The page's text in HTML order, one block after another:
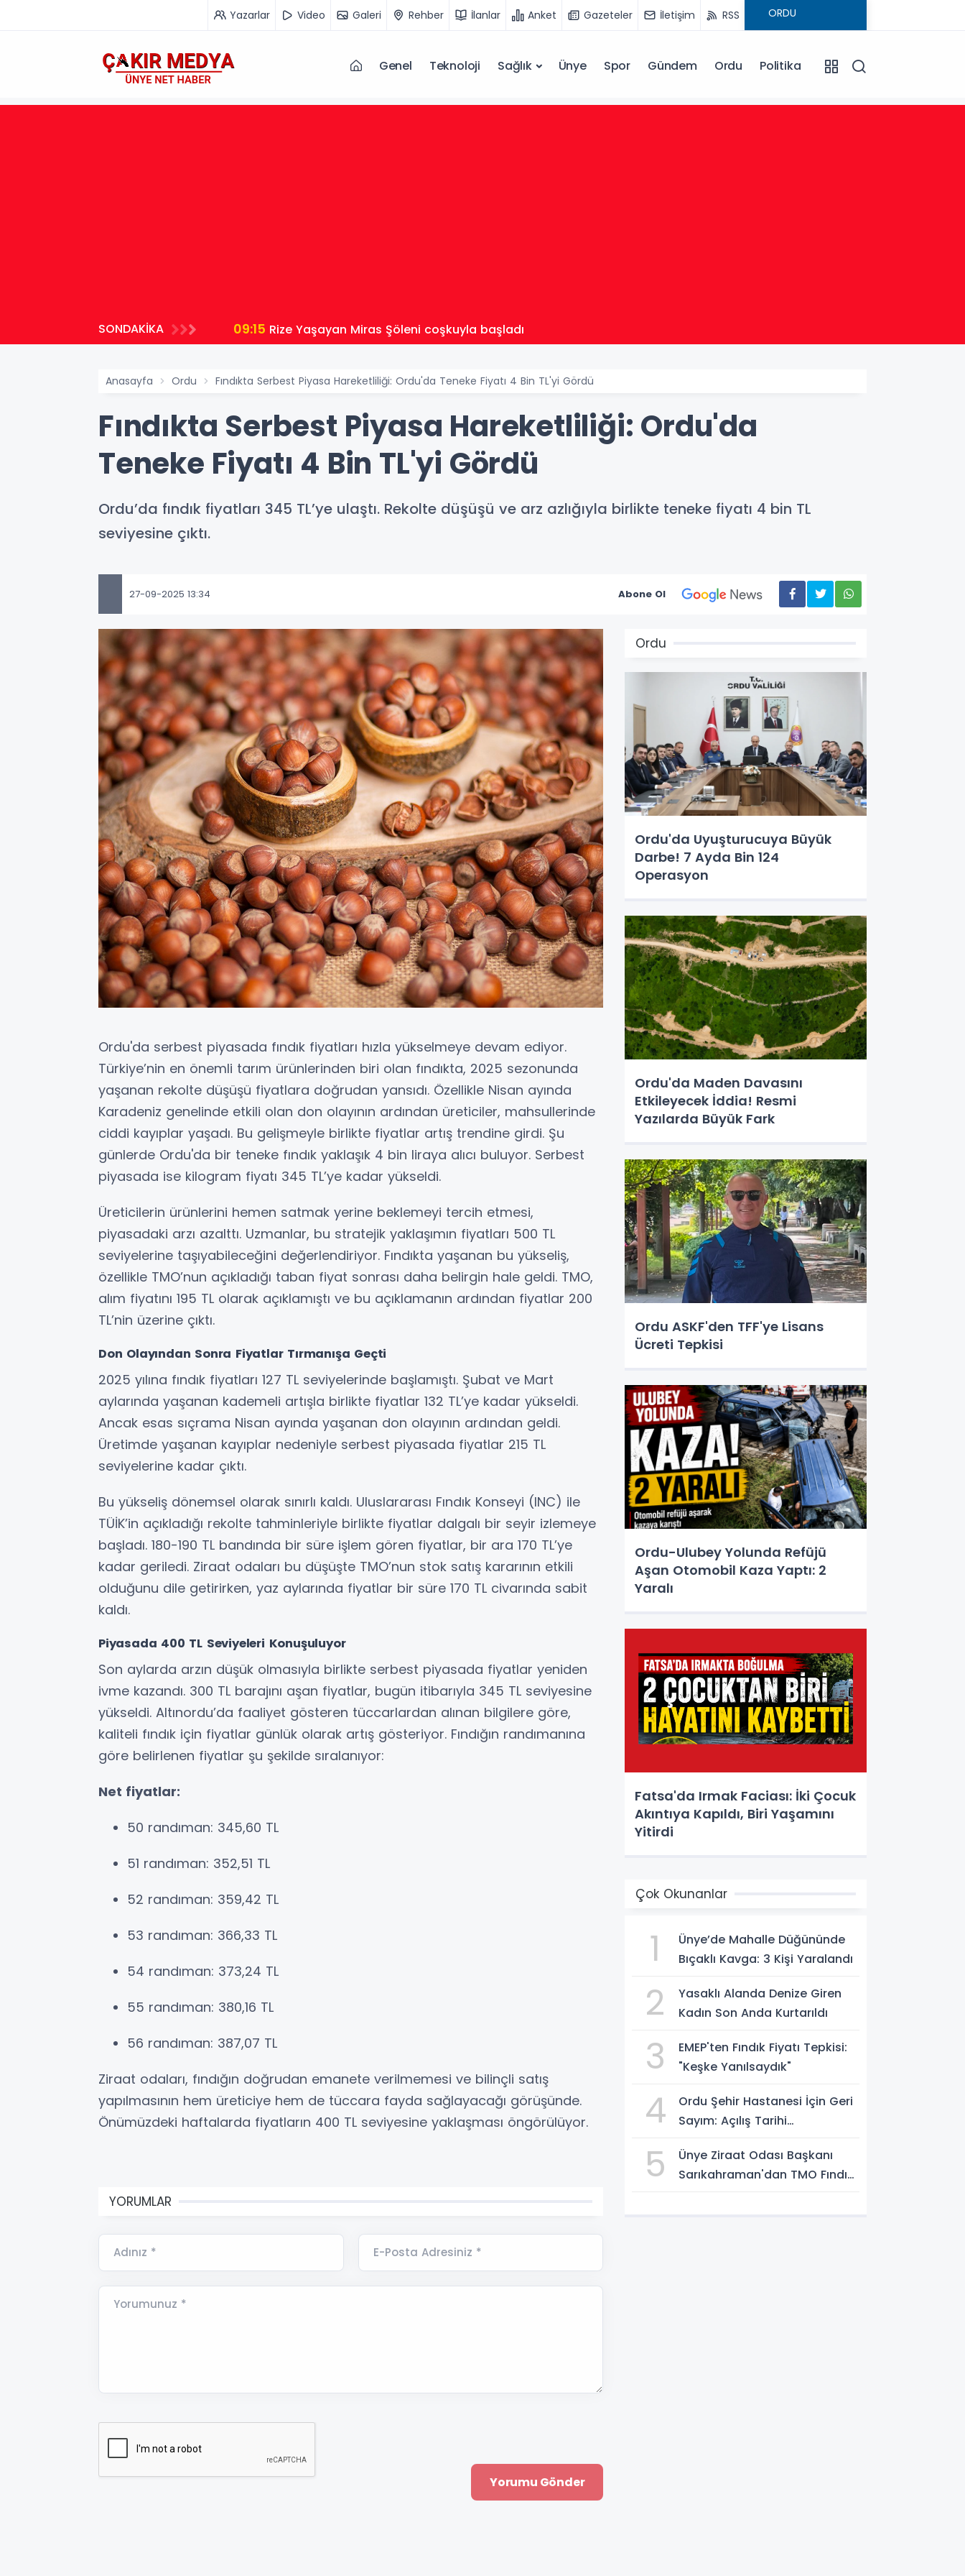
Yazarlar Video Galeri Rehber İlanlar Anket Gazeteler İletişim RSS
Genel Teknoloji Sağlık Ünye Spor Gündem Ordu Politika
SONDAKİKA 09:15 Rize Yaşayan Miras Şöleni coşkuyla başladı
Anasayfa Ordu Fındıkta Serbest Piyasa Hareketliliği: Ordu'da Teneke Fiyatı 4 Bin TL'yi Gördü
Fındıkta Serbest Piyasa Hareketliliği: Ordu'da
Teneke Fiyatı 4 Bin TL'yi Gördü
Ordu’da fındık fiyatları 345 TL’ye ulaştı. Rekolte düşüşü ve arz azlığıyla birlikte teneke fiyatı 4 bin TL
seviyesine çıktı.
27-09-2025 13:34 Abone Ol
Ordu'da serbest piyasada fındık fiyatları hızla yükselmeye devam ediyor.
Türkiye’nin en önemli tarım ürünlerinden biri olan fındıkta, 2025 sezonunda
yaşanan rekolte düşüşü fiyatlara doğrudan yansıdı. Özellikle Nisan ayında
Karadeniz genelinde etkili olan don olayının ardından üreticiler, mahsullerinde
ciddi kayıplar yaşadı. Bu gelişmeyle birlikte fiyatlar artış trendine girdi. Şu
günlerde Ordu'da bir teneke fındık yaklaşık 4 bin liraya alıcı buluyor. Serbest
piyasada ise kilogram fiyatı 345 TL’ye kadar yükseldi.
Üreticilerin ürünlerini hemen satmak yerine beklemeyi tercih etmesi,
piyasadaki arzı azalttı. Uzmanlar, bu stratejik yaklaşımın fiyatları 500 TL
seviyelerine taşıyabileceğini değerlendiriyor. Fındıkta yaşanan bu yükseliş,
özellikle TMO’nun açıkladığı taban fiyat sonrası daha belirgin hale geldi. TMO,
alım fiyatını 195 TL olarak açıklamıştı ve bu açıklamanın ardından fiyatlar 200
TL’nin üzerine çıktı.
Don Olayından Sonra Fiyatlar Tırmanışa Geçti
2025 yılına fındık fiyatları 127 TL seviyelerinde başlamıştı. Şubat ve Mart
aylarında yaşanan kademeli artışla birlikte fiyatlar 132 TL’ye kadar yükseldi.
Ancak esas sıçrama Nisan ayında yaşanan don olayının ardından geldi.
Üretimde yaşanan kayıplar nedeniyle serbest piyasada fiyatlar 215 TL
seviyelerine kadar çıktı.
Bu yükseliş dönemsel olarak sınırlı kaldı. Uluslararası Fındık Konseyi (INC) ile
TÜİK’in açıkladığı rekolte tahminleriyle birlikte fiyatlar dalgalı bir seyir izlemeye
başladı. 180-190 TL bandında bir süre işlem gören fiyatlar, bir ara 170 TL’ye
kadar geriledi. Ziraat odaları bu düşüşte TMO’nun stok satış kararının etkili
olduğunu dile getirirken, yaz aylarında fiyatlar bir süre 170 TL civarında sabit
kaldı.
Piyasada 400 TL Seviyeleri Konuşuluyor
Son aylarda arzın düşük olmasıyla birlikte serbest piyasada fiyatlar yeniden
ivme kazandı. 300 TL barajını aşan fiyatlar, bugün itibarıyla 345 TL seviyesine
yükseldi. Altınordu’da faaliyet gösteren tüccarlardan alınan bilgilere göre,
kaliteli fındık için fiyatlar günlük olarak artış gösteriyor. Fındığın randımanına
göre belirlenen fiyatlar şu şekilde sıralanıyor:
Net fiyatlar:
50 randıman: 345,60 TL
51 randıman: 352,51 TL
52 randıman: 359,42 TL
53 randıman: 366,33 TL
54 randıman: 373,24 TL
55 randıman: 380,16 TL
56 randıman: 387,07 TL
Ziraat odaları, fındığın doğrudan emanete verilmemesi ve bilinçli satış
yapılmasının hem üreticiye hem de tüccara fayda sağlayacağı görüşünde.
Önümüzdeki haftalarda fiyatların 400 TL seviyesine yaklaşması öngörülüyor.
YORUMLAR
Adınız * E-Posta Adresiniz *
Yorumunuz *
Ordu
Ordu'da Uyuşturucuya Büyük
Darbe! 7 Ayda Bin 124
Operasyon
Ordu'da Maden Davasını
Etkileyecek İddia! Resmi
Yazılarda Büyük Fark
Ordu ASKF'den TFF'ye Lisans
Ücreti Tepkisi
Ordu-Ulubey Yolunda Refüjü
Aşan Otomobil Kaza Yaptı: 2
Yaralı
Fatsa'da Irmak Faciası: İki Çocuk
Akıntıya Kapıldı, Biri Yaşamını
Yitirdi
Çok Okunanlar
1
Ünye’de Mahalle Düğününde
Bıçaklı Kavga: 3 Kişi Yaralandı
2
Yasaklı Alanda Denize Giren
Kadın Son Anda Kurtarıldı
3
EMEP'ten Fındık Fiyatı Tepkisi:
"Keşke Yanılsaydık"
4
Ordu Şehir Hastanesi İçin Geri
Sayım: Açılış Tarihi
5
Ünye Ziraat Odası Başkanı
Sarıkahraman'dan TMO Fındık